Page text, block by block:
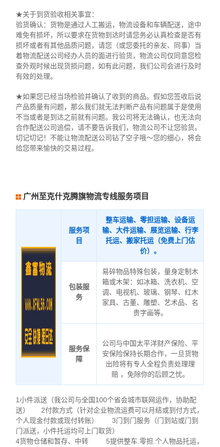
★关于到货验收相关事宜：
验货确认：货物是通过人工搬运，物流设备和车辆配送，途中
难免有损坏，所以要求在货物到达时请您务必认真检查是否有
损坏或者有其他品质问题，请您（或您委托的亲友、同事）当
着物流配送公司经办人员的面进行验货，物流公司仅同意您检
查外观时候出现货损问题，如有此问题，我们公司会进行及时
有效的处理。
★如果您已经当场检验并确认了收到的商品。假如您签收后说
产品质量有问题，那么我们就无法判断产品有问题属于是使用
不当或者是到达之前就有问题。我公司将无法确认，也无法向
合作配送公司追偿，请不要告诉我们，物流公司不让您验货。
切记切记！不能让物流配送公司钻了空子哦～您的细心，将会
给您带来愉快的交易过程。
广州至克什克腾旗物流专线服务项目
服务项
目
整车运输、零担运输、设备运
输、大件运输、展览运输、行李
托运、搬家托运（免费上门估
价）。
包装服
务
易碎物品特殊包装，量身定制木
箱或木架：如冰箱、洗衣机、空
调、电视机、玻璃、钢琴、红木
家具、古董、雕塑、艺术品、名
贵字画等。
服务保
障
公司与中国太平洋财产保险、平
安保险保持长期合作，一旦货物
出险将有专人全程负责处理理
赔 ，免除你的后顾之忧。
1小件派送（我公司与全国100个省会城市联网运作，协助配
送） 2付款方式（针对企业物流运费可以月结或到付方式，
个人现金付款或现付转账） 3门到门服务（门到站或门到
门派送，小件托运均可上门取货）
4货物仓储和暂存、中转 5提供整车.零担.个人物品托运，